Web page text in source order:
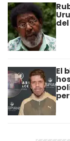
El